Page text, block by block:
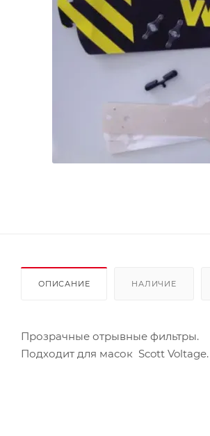
ОПИСАНИЕ НАЛИЧИЕ
Прозрачные отрывные фильтры.
Подходит для масок Scott Voltage.